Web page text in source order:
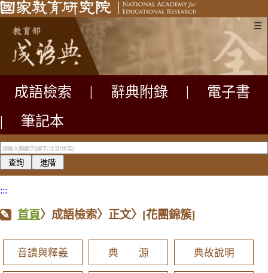
☰
成語檢索 辭典附錄
電子書
|
筆記本
:::
首頁〉成語檢索〉正文〉 [花團錦簇]
音讀與釋義 典 源 典故說明